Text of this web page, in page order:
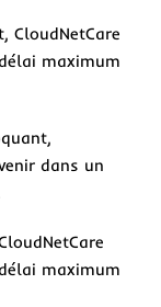
CloudNetCare
maximum
dans un
maximum